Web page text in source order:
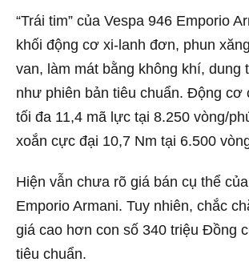
“Trái tim” của Vespa 946 Emporio
khối động cơ xi-lanh đơn, phun
van, làm mát bằng không khí, dung
như phiên bản tiêu chuẩn. Động cơ
tối đa 11,4 mã lực tại 8.250 vòng/
xoắn cực đại 10,7 Nm tại 6.500
Hiện vẫn chưa rõ giá bán cụ thể
Emporio Armani. Tuy nhiên, chắc
giá cao hơn con số 340 triệu Đồng
tiêu chuẩn.